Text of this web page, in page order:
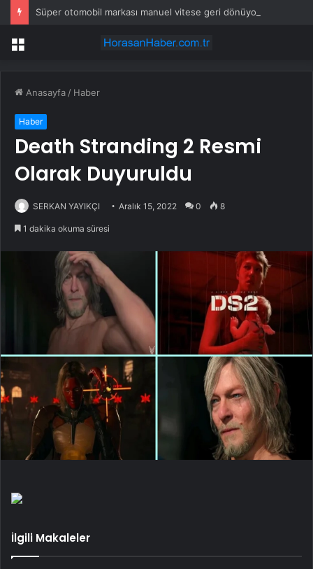
Süper otomobil markası manuel vitese geri dönüyor
Menü
Anasayfa / Haber
Haber
Death Stranding 2 Resmi
Olarak Duyuruldu
SERKAN YAYIKÇI Aralık 15, 2022 0 8
1 dakika okuma süresi
İlgili Makaleler